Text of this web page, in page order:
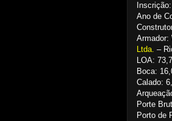
Ano de
Armador:
Ltda. –
LOA:
Boca:
Calado:
Porte
Porto de